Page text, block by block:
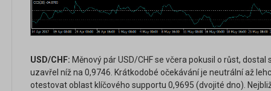
USD/CHF: Měnový pár USD/CHF se včera pokusil o růst, dostal
uzavřel níž na 0,9746. Krátkodobé očekávání je neutrální až
otestovat oblast klíčového supportu 0,9695 (dvojité dno).